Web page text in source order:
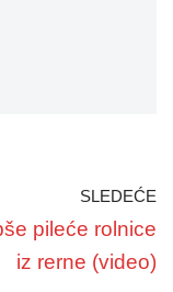
SLEDEĆE
pileće rolnice
iz rerne (video)